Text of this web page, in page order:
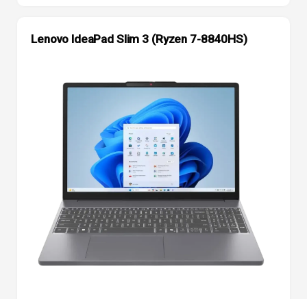
Lenovo IdeaPad Slim 3 (Ryzen 7-8840HS)